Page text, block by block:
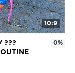
10:9
???
0%